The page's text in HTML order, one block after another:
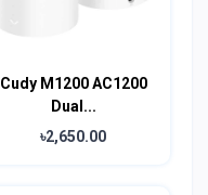
Cudy M1200 AC1200
Dual...
৳2,650.00